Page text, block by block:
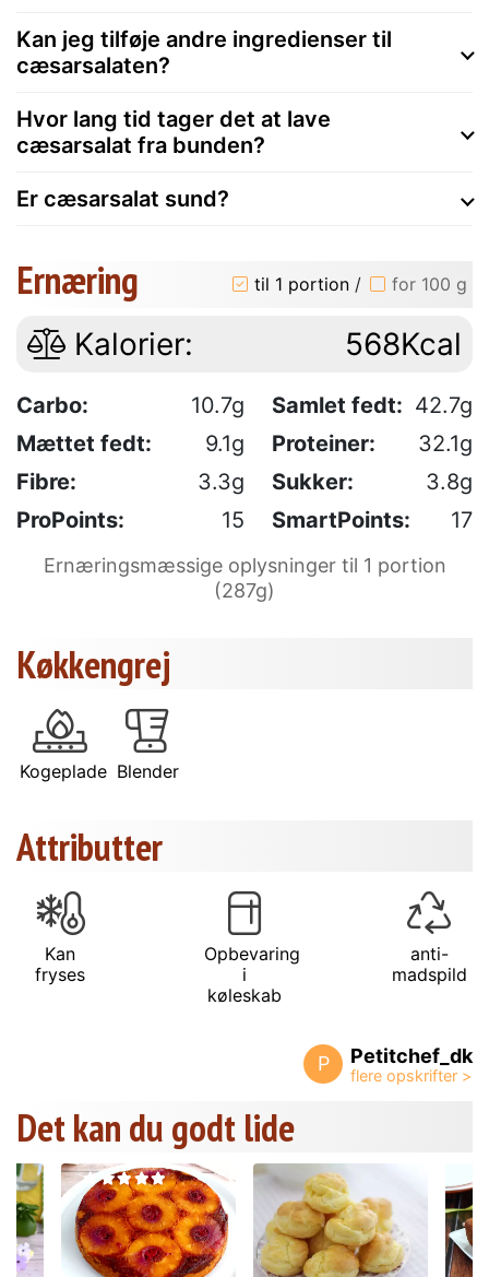
Kan jeg tilføje andre ingredienser til
cæsarsalaten?
Hvor lang tid tager det at lave
cæsarsalat fra bunden?
Er cæsarsalat sund?
Ernæring til 1 portion / for 100 g
Kalorier: 568Kcal
Carbo: 10.7g Samlet fedt: 42.7g
Mættet fedt:
9.1g Proteiner:
32.1g
Fibre:
3.3g Sukker:
3.8g
ProPoints:
15 SmartPoints: 17
Ernæringsmæssige oplysninger til 1 portion
(287g)
Køkkengrej
Kogeplade Blender
Attributter
Kan
fryses
Opbevaring
i
køleskab
anti-
madspild
P Petitchef_dk
Det kan du godt lide